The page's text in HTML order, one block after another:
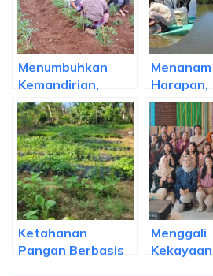
Menumbuhkan
Kemandirian,
Rumah Benih
Sayur Berbasis
Komunitas untuk
Mendukung
Pemenuhan
Kebutuhan Gizi
Keluarga
Menanam
Harapan,
Memanen
Tambak
Ketahanan
Pangan Berbasis
Menggali